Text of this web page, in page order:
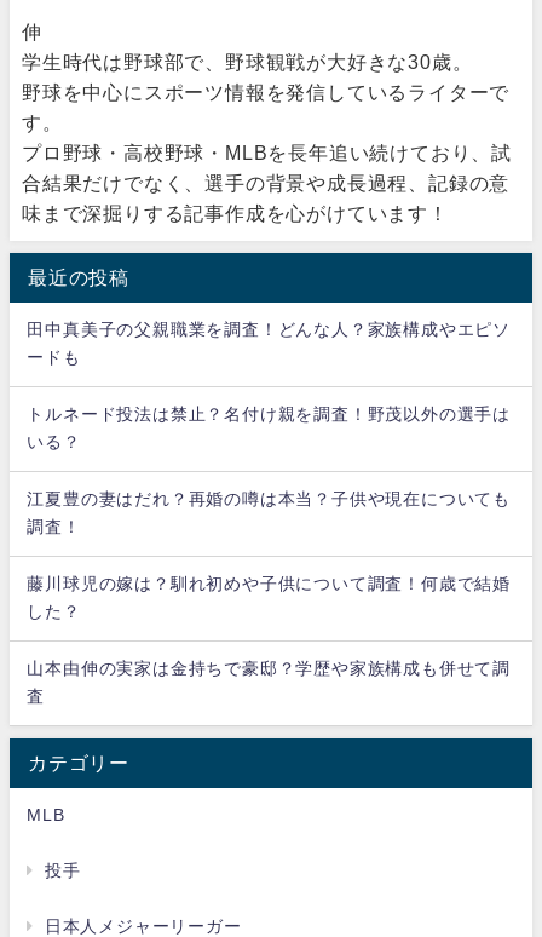
伸
学生時代は野球部で、野球観戦が大好きな30歳。
野球を中心にスポーツ情報を発信しているライターで
す。
プロ野球・高校野球・MLBを長年追い続けており、試
合結果だけでなく、選手の背景や成長過程、記録の意
味まで深掘りする記事作成を心がけています！
最近の投稿
田中真美子の父親職業を調査！どんな人？家族構成やエピソ
ードも
トルネード投法は禁止？名付け親を調査！野茂以外の選手は
いる？
江夏豊の妻はだれ？再婚の噂は本当？子供や現在についても
調査！
藤川球児の嫁は？馴れ初めや子供について調査！何歳で結婚
した？
山本由伸の実家は金持ちで豪邸？学歴や家族構成も併せて調
査
カテゴリー
MLB
投手
日本人メジャーリーガー